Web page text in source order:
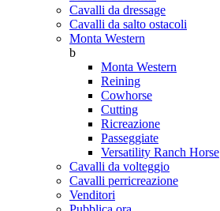
Cavalli da dressage
Cavalli da salto ostacoli
Monta Western
b
Monta Western
Reining
Cowhorse
Cutting
Ricreazione
Passeggiate
Versatility Ranch Horse
Cavalli da volteggio
Cavalli perricreazione
Venditori